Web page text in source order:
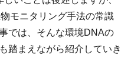
モニタリング手法の常識
では、そんな環境DNAの
踏まえながら紹介していき